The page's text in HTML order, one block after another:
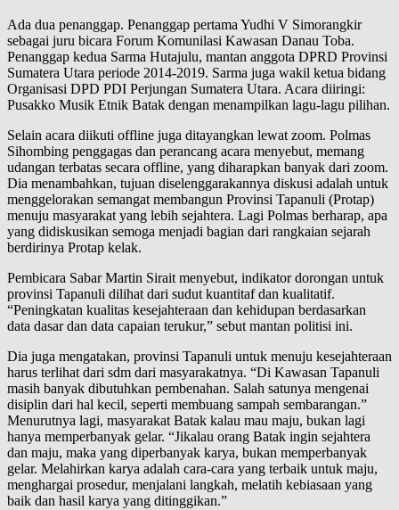
Ada dua penanggap. Penanggap pertama Yudhi V Simorangkir
sebagai juru bicara Forum Komunilasi Kawasan Danau Toba.
Penanggap kedua Sarma Hutajulu, mantan anggota DPRD Provinsi
Sumatera Utara periode 2014-2019. Sarma juga wakil ketua bidang
Organisasi DPD PDI Perjungan Sumatera Utara. Acara diiringi:
Pusakko Musik Etnik Batak dengan menampilkan lagu-lagu pilihan.
Selain acara diikuti offline juga ditayangkan lewat zoom. Polmas
Sihombing penggagas dan perancang acara menyebut, memang
udangan terbatas secara offline, yang diharapkan banyak dari zoom.
Dia menambahkan, tujuan diselenggarakannya diskusi adalah untuk
menggelorakan semangat membangun Provinsi Tapanuli (Protap)
menuju masyarakat yang lebih sejahtera. Lagi Polmas berharap, apa
yang didiskusikan semoga menjadi bagian dari rangkaian sejarah
berdirinya Protap kelak.
Pembicara Sabar Martin Sirait menyebut, indikator dorongan untuk
provinsi Tapanuli dilihat dari sudut kuantitaf dan kualitatif.
“Peningkatan kualitas kesejahteraan dan kehidupan berdasarkan
data dasar dan data capaian terukur,” sebut mantan politisi ini.
Dia juga mengatakan, provinsi Tapanuli untuk menuju kesejahteraan
harus terlihat dari sdm dari masyarakatnya. “Di Kawasan Tapanuli
masih banyak dibutuhkan pembenahan. Salah satunya mengenai
disiplin dari hal kecil, seperti membuang sampah sembarangan.”
Menurutnya lagi, masyarakat Batak kalau mau maju, bukan lagi
hanya memperbanyak gelar. “Jikalau orang Batak ingin sejahtera
dan maju, maka yang diperbanyak karya, bukan memperbanyak
gelar. Melahirkan karya adalah cara-cara yang terbaik untuk maju,
menghargai prosedur, menjalani langkah, melatih kebiasaan yang
baik dan hasil karya yang ditinggikan.”